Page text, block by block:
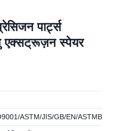
पार्ट्स
एक्सट्रूज़न स्पेयर
ASTM/JIS/GB/EN/ASTMB